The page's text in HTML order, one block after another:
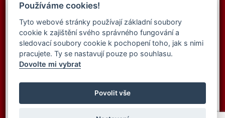
Tel.:+420 572 696 323
E-mail:
iskopanice@iskopanice.cz
Web:https://www.iskopanice.cz
© 2016 Informační středisko pro rozvoj
Moravských Kopanic, o.p.s. - Všechna práva
Vytvořilo studio
Používáme cookies!
Tyto webové stránky používají základní soubory
cookie k zajištění svého správného fungování a
sledovací soubory cookie k pochopení toho, jak s nimi
pracujete. Ty se nastavují pouze po souhlasu.
Dovolte mi vybrat
Povolit vše